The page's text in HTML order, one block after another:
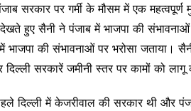
सरकार पर गर्मी के मौसम में एक
हुए सैनी ने पंजाब में भाजपा की
की संभावनाओं पर भरोसा जताया।
सरकारें जमीनी स्तर पर कामों को लागू
दिल्ली में केजरीवाल की सरकार थी और